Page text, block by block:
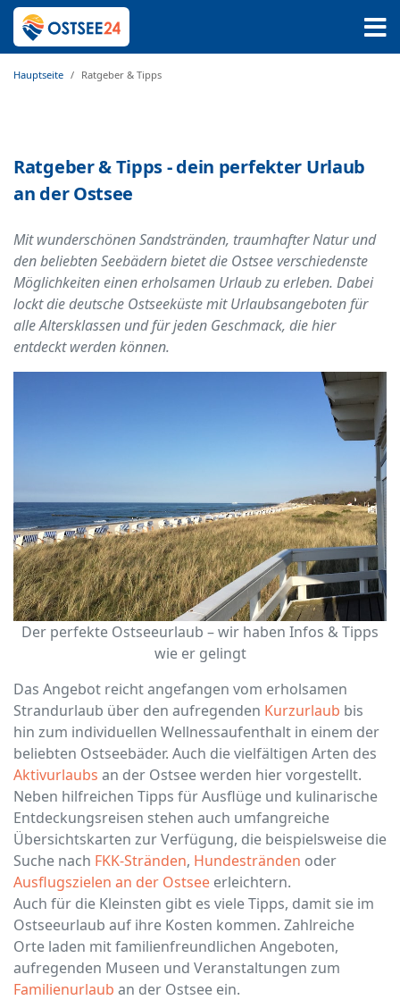
Hauptseite Ratgeber & Tipps
Ratgeber & Tipps - dein perfekter Urlaub
an der Ostsee
Mit wunderschönen Sandstränden, traumhafter Natur und
den beliebten Seebädern bietet die Ostsee verschiedenste
Möglichkeiten einen erholsamen Urlaub zu erleben. Dabei
lockt die deutsche Ostseeküste mit Urlaubsangeboten für
alle Altersklassen und für jeden Geschmack, die hier
entdeckt werden können.
Der perfekte Ostseeurlaub – wir haben Infos & Tipps
wie er gelingt
Das Angebot reicht angefangen vom erholsamen
Strandurlaub über den aufregenden Kurzurlaub bis
hin zum individuellen Wellnessaufenthalt in einem der
beliebten Ostseebäder. Auch die vielfältigen Arten des
Aktivurlaubs an der Ostsee werden hier vorgestellt.
Neben hilfreichen Tipps für Ausflüge und kulinarische
Entdeckungsreisen stehen auch umfangreiche
Übersichtskarten zur Verfügung, die beispielsweise die
Suche nach FKK-Stränden, Hundestränden oder
Ausflugszielen an der Ostsee erleichtern.
Auch für die Kleinsten gibt es viele Tipps, damit sie im
Ostseeurlaub auf ihre Kosten kommen. Zahlreiche
Orte laden mit familienfreundlichen Angeboten,
aufregenden Museen und Veranstaltungen zum
Familienurlaub an der Ostsee ein.